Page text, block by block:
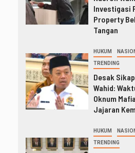
Investigasi
Property
Tangan
HUKUM
TRENDING
Desak
Wahid:
Oknum
Jajaran
HUKUM
TRENDING